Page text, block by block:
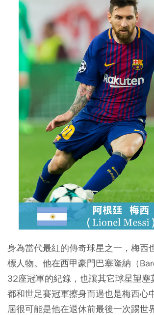
身為當代最紅的傳奇球星之一，梅西
標人物。他在西甲豪門巴塞隆納（
32座冠軍的紀錄，也讓其它球星望塵
都和世足賽冠軍擦身而過也是梅西心
屆很可能是他在退休前最後一次踢世